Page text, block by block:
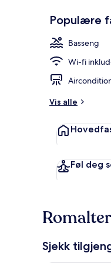
Populære
Basseng
Wi-fi
Vis alle
Føl deg
Sjekk